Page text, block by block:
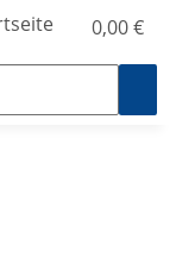
0,00 €